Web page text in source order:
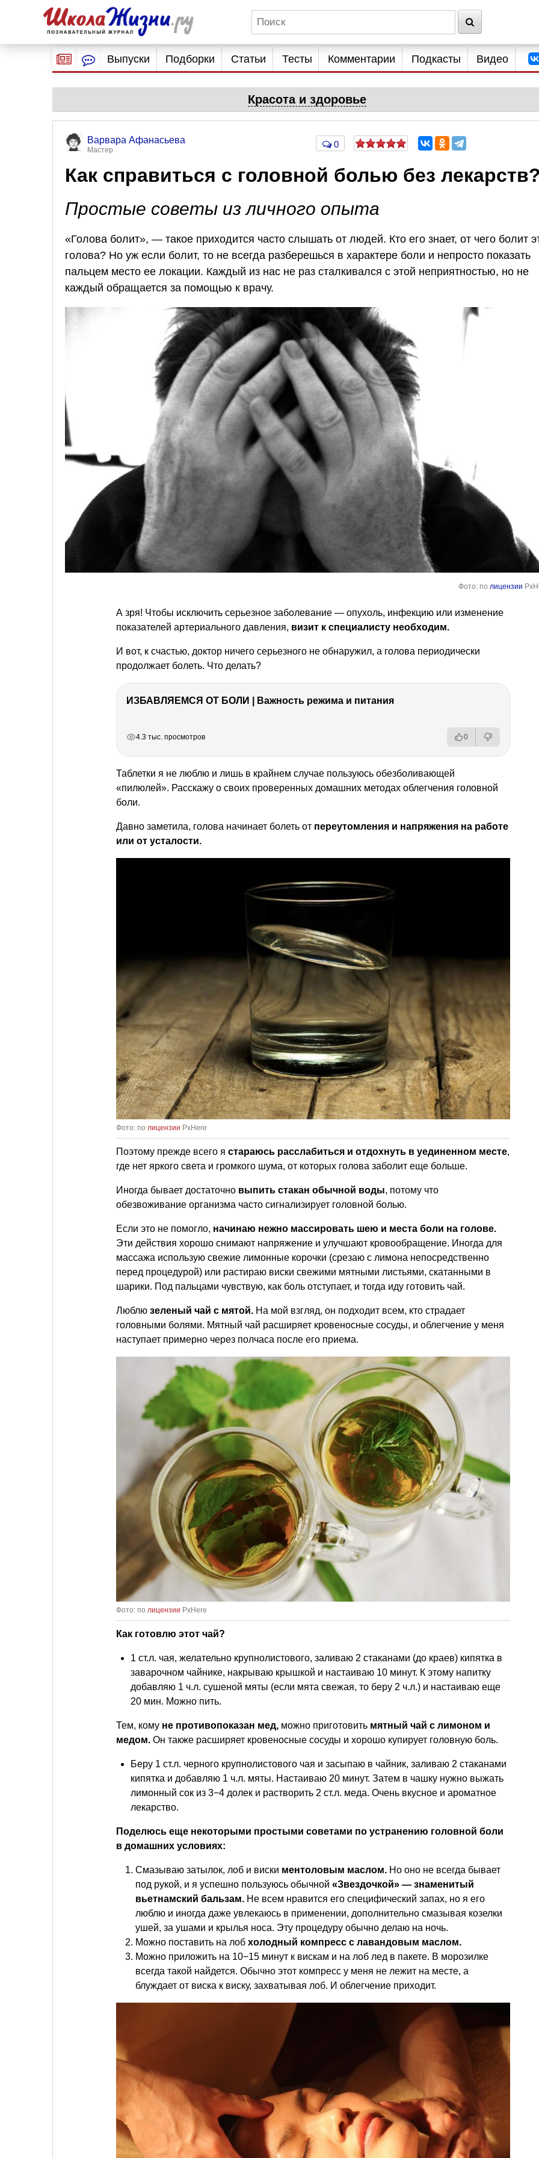
Выпуски Подборки Статьи Тесты Комментарии Подкасты Видео
Красота и здоровье
Варвара Афанасьева
Мастер
0
Как справиться с головной болью без
Простые советы из личного опыта
«Голова болит», — такое приходится часто слышать от людей. Кто его знает, от чего болит
голова? Но уж если болит, то не всегда разберешься в характере боли и непросто показать
пальцем место ее локации. Каждый из нас не раз сталкивался с этой неприятностью, но не
каждый обращается за помощью к врачу.
Фото: по лицензии
А зря! Чтобы исключить серьезное заболевание — опухоль, инфекцию или изменение
показателей артериального давления, визит к специалисту необходим.
И вот, к счастью, доктор ничего серьезного не обнаружил, а голова периодически
продолжает болеть. Что делать?
ИЗБАВЛЯЕМСЯ ОТ БОЛИ | Важность режима и питания
4.3 тыс. просмотров 0
Таблетки я не люблю и лишь в крайнем случае пользуюсь обезболивающей
«пилюлей». Расскажу о своих проверенных домашних методах облегчения головной
боли.
Давно заметила, голова начинает болеть от переутомления и напряжения на работе
или от усталости.
Фото: по лицензии PxHere
Поэтому прежде всего я стараюсь расслабиться и отдохнуть в уединенном месте,
где нет яркого света и громкого шума, от которых голова заболит еще больше.
Иногда бывает достаточно выпить стакан обычной воды, потому что
обезвоживание организма часто сигнализирует головной болью.
Если это не помогло, начинаю нежно массировать шею и места боли на голове.
Эти действия хорошо снимают напряжение и улучшают кровообращение. Иногда для
массажа использую свежие лимонные корочки (срезаю с лимона непосредственно
перед процедурой) или растираю виски свежими мятными листьями, скатанными в
шарики. Под пальцами чувствую, как боль отступает, и тогда иду готовить чай.
Люблю зеленый чай с мятой. На мой взгляд, он подходит всем, кто страдает
головными болями. Мятный чай расширяет кровеносные сосуды, и облегчение у меня
наступает примерно через полчаса после его приема.
Фото: по лицензии PxHere
Как готовлю этот чай?
1 ст.л. чая, желательно крупнолистового, заливаю 2 стаканами (до краев) кипятка в
заварочном чайнике, накрываю крышкой и настаиваю 10 минут. К этому напитку
добавляю 1 ч.л. сушеной мяты (если мята свежая, то беру 2 ч.л.) и настаиваю еще
20 мин. Можно пить.
Тем, кому не противопоказан мед, можно приготовить мятный чай с лимоном и
медом. Он также расширяет кровеносные сосуды и хорошо купирует головную боль.
Беру 1 ст.л. черного крупнолистового чая и засыпаю в чайник, заливаю 2 стаканами
кипятка и добавляю 1 ч.л. мяты. Настаиваю 20 минут. Затем в чашку нужно выжать
лимонный сок из 3−4 долек и растворить 2 ст.л. меда. Очень вкусное и ароматное
лекарство.
Поделюсь еще некоторыми простыми советами по устранению головной боли
в домашних условиях:
Смазываю затылок, лоб и виски ментоловым маслом. Но оно не всегда бывает
под рукой, и я успешно пользуюсь обычной «Звездочкой» — знаменитый
вьетнамский бальзам. Не всем нравится его специфический запах, но я его
люблю и иногда даже увлекаюсь в применении, дополнительно смазывая козелки
ушей, за ушами и крылья носа. Эту процедуру обычно делаю на ночь.
Можно поставить на лоб холодный компресс с лавандовым маслом.
Можно приложить на 10−15 минут к вискам и на лоб лед в пакете. В морозилке
всегда такой найдется. Обычно этот компресс у меня не лежит на месте, а
блуждает от виска к виску, захватывая лоб. И облегчение приходит.